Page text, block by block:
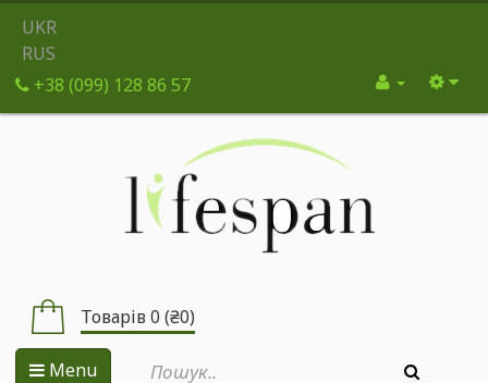
UKR
RUS
+38 (099) 128 86 57
Товарів 0 (₴0)
Menu